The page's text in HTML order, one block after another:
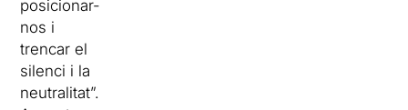
posicionar-
nos i
trencar el
silenci i la
neutralitat”.